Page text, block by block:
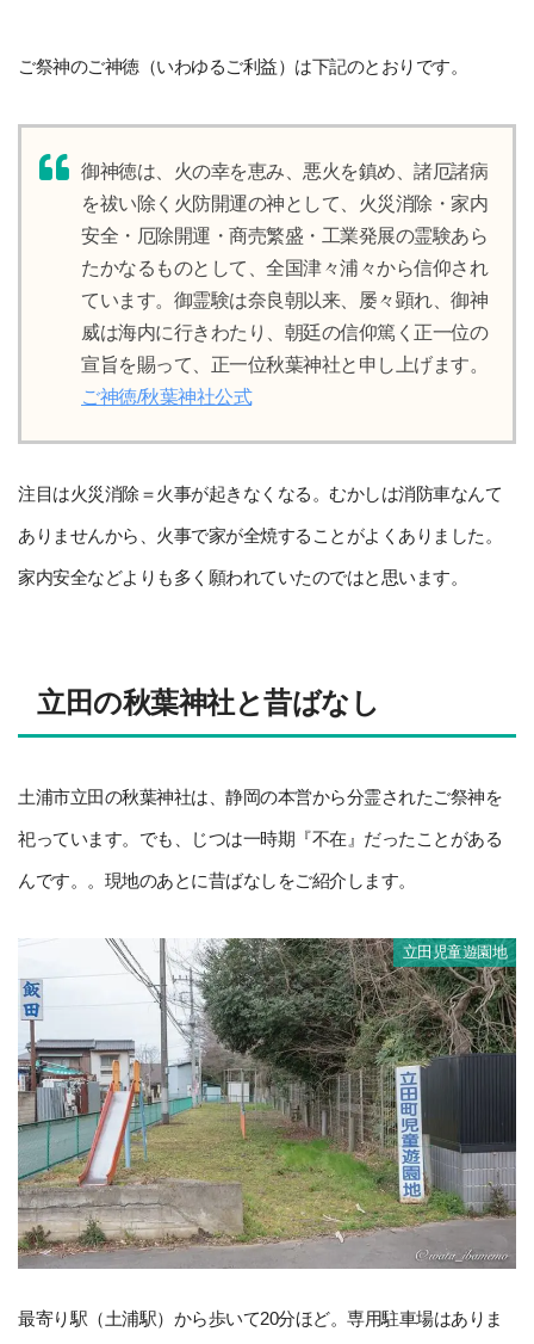
ご祭神のご神徳（いわゆるご利益）は下記のとおりです。
御神徳は、火の幸を恵み、悪火を鎮め、諸厄諸病
を祓い除く火防開運の神として、火災消除・家内
安全・厄除開運・商売繁盛・工業発展の霊験あら
たかなるものとして、全国津々浦々から信仰され
ています。御霊験は奈良朝以来、屡々顕れ、御神
威は海内に行きわたり、朝廷の信仰篤く正一位の
宣旨を賜って、正一位秋葉神社と申し上げます。
ご神徳/秋葉神社公式
注目は火災消除＝火事が起きなくなる。むかしは消防車なんて
ありませんから、火事で家が全焼することがよくありました。
家内安全などよりも多く願われていたのではと思います。
立田の秋葉神社と昔ばなし
土浦市立田の秋葉神社は、静岡の本営から分霊されたご祭神を
祀っています。でも、じつは一時期『不在』だったことがある
んです。。現地のあとに昔ばなしをご紹介します。
立田児童遊園地
最寄り駅（土浦駅）から歩いて20分ほど。専用駐車場はありま